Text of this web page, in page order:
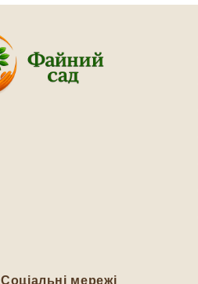
Соціальні мережі